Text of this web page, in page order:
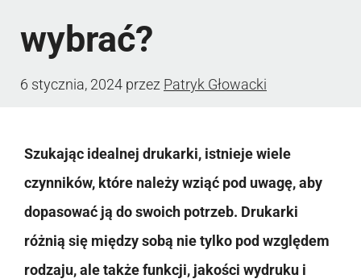
wybrać?
6 stycznia, 2024 przez Patryk Głowacki
Szukając idealnej drukarki, istnieje wiele
czynników, które należy wziąć pod uwagę, aby
dopasować ją do swoich potrzeb. Drukarki
różnią się między sobą nie tylko pod względem
rodzaju, ale także funkcji, jakości wydruku i